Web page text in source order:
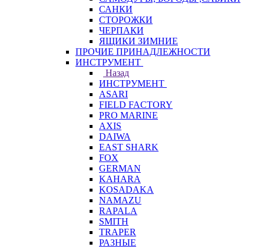
САНКИ
СТОРОЖКИ
ЧЕРПАКИ
ЯЩИКИ ЗИМНИЕ
ПРОЧИЕ ПРИНАДЛЕЖНОСТИ
ИНСТРУМЕНТ
Назад
ИНСТРУМЕНТ
ASARI
FIELD FACTORY
PRO MARINE
AXIS
DAIWA
EAST SHARK
FOX
GERMAN
KAHARA
KOSADAKA
NAMAZU
RAPALA
SMITH
TRAPER
РАЗНЫЕ